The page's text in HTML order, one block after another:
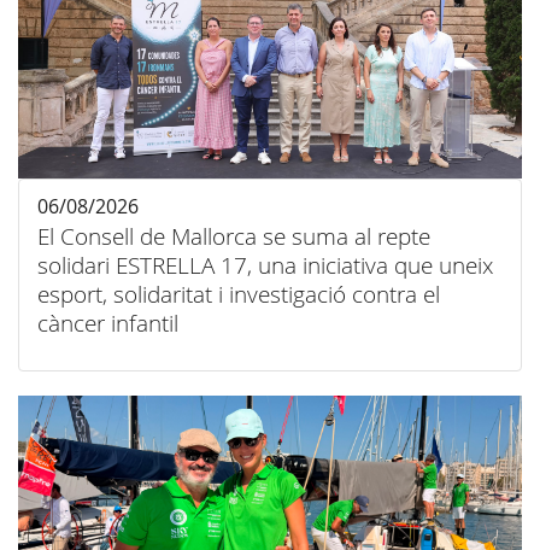
El Consell de Mallorca se suma al repte
solidari ESTRELLA 17, una iniciativa que uneix
esport, solidaritat i investigació contra el
càncer infantil
06/08/2026